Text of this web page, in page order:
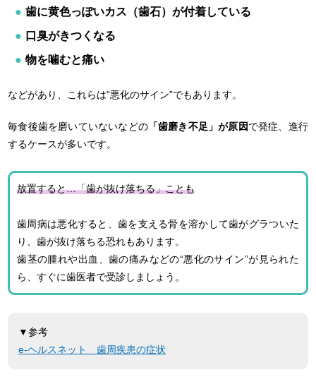
歯に黄色っぽいカス（歯石）が付着している
口臭がきつくなる
物を噛むと痛い
などがあり、これらは“悪化のサイン”でもあります。
毎食後歯を磨いていないなどの「歯磨き不足」が原因で発症、進行
するケースが多いです。
放置すると…「歯が抜け落ちる」ことも
歯周病は悪化すると、歯を支える骨を溶かして歯がグラついた
り、歯が抜け落ちる恐れもあります。
歯茎の腫れや出血、歯の痛みなどの“悪化のサイン”が見られた
ら、すぐに歯医者で受診しましょう。
▼参考
e-ヘルスネット 歯周疾患の症状